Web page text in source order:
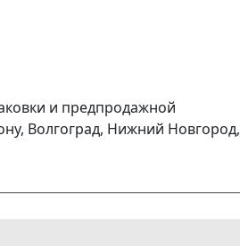
и предпродажной
Волгоград, Нижний Новгород,